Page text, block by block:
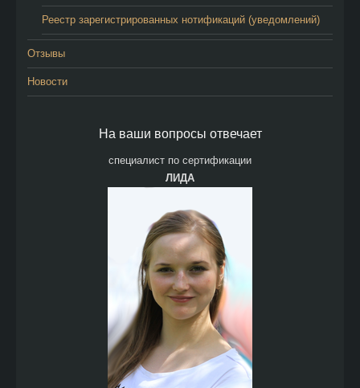
Реестр зарегистрированных нотификаций (уведомлений)
Отзывы
Новости
На ваши вопросы отвечает
специалист по сертификации
ЛИДА